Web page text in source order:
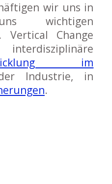
wir uns in
wichtigen
Vertical Change
im
Industrie, in
.